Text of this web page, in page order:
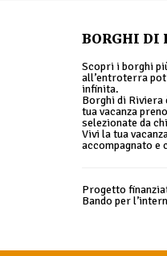
BORGHI DI
Scopri i borghi
all’entroterra
infinita.
Borghi di
tua vacanza
selezionate da
Vivi la tua
accompagnato e
Progetto
Bando per